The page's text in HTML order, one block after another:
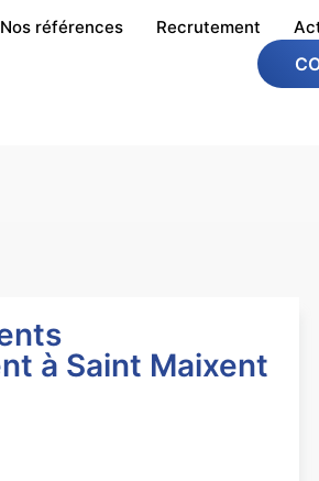
Nos références Recrutement
à Saint Maixent